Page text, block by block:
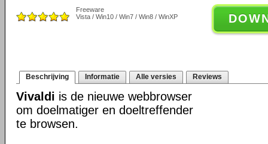
Freeware
Vista / Win10 / Win7 / Win8 / WinXP
Beschrijving Informatie Alle versies Reviews
Vivaldi is de nieuwe webbrowser
om doelmatiger en doeltreffender
te browsen.